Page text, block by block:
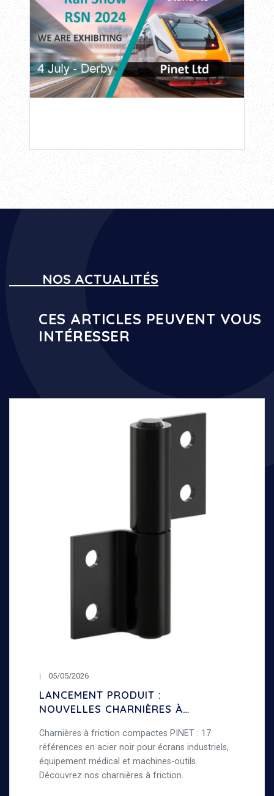
NOS ACTUALITÉS
CES ARTICLES PEUVENT VOUS
INTÉRESSER
05/05/2026
LANCEMENT PRODUIT :
NOUVELLES CHARNIÈRES À
Charnières à friction compactes PINET : 17
références en acier noir pour écrans industriels,
équipement médical et machines-outils.
Découvrez nos charnières à friction.